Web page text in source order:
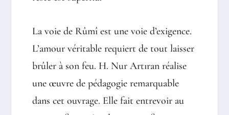
La voie de Rûmî est une voie d’exigence.
L’amour véritable requiert de tout laisser
brûler à son feu. H. Nur Artıran réalise
une œuvre de pédagogie remarquable
dans cet ouvrage. Elle fait entrevoir au